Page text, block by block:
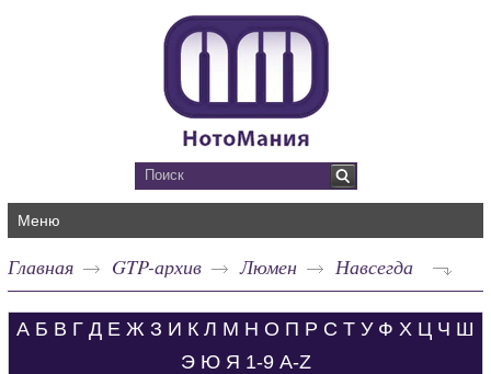
Меню
Главная GTP-архив Люмен Навсегда
А Б В Г Д Е Ж З И К Л М Н О П Р С Т У Ф Х Ц Ч Ш
Э Ю Я 1-9 A-Z